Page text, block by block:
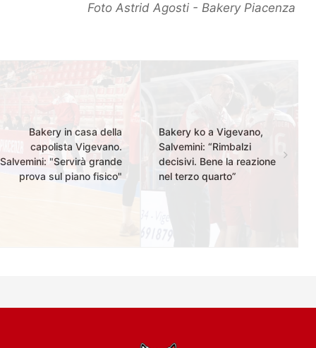
Foto Astrid Agosti - Bakery Piacenza
Bakery in casa della
capolista Vigevano.
Salvemini: "Servirà grande
prova sul piano fisico"
Bakery ko a Vigevano,
Salvemini: “Rimbalzi
decisivi. Bene la reazione
nel terzo quarto”